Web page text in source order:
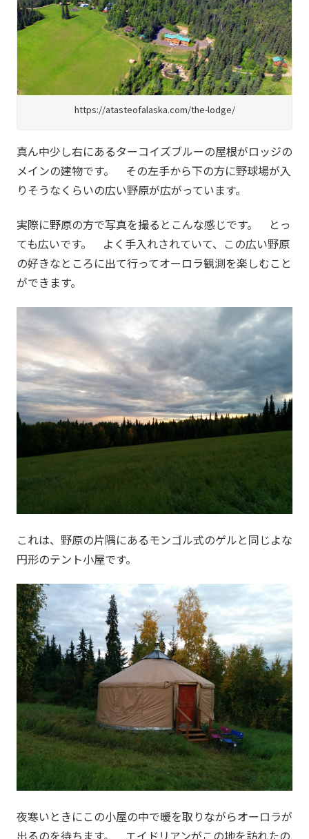
https://atasteofalaska.com/the-lodge/
真ん中少し右にあるターコイズブルーの屋根がロッジの
メインの建物です。 その左手から下の方に野球場が入
りそうなくらいの広い野原が広がっています。
実際に野原の方で写真を撮るとこんな感じです。 とっ
ても広いです。 よく手入れされていて、この広い野原
の好きなところに出て行ってオーロラ観測を楽しむこと
ができます。
これは、野原の片隅にあるモンゴル式のゲルと同じよな
円形のテント小屋です。
夜寒いときにこの小屋の中で暖を取りながらオーロラが
出るのを待ちます。 エイドリアンがこの地を訪れたの